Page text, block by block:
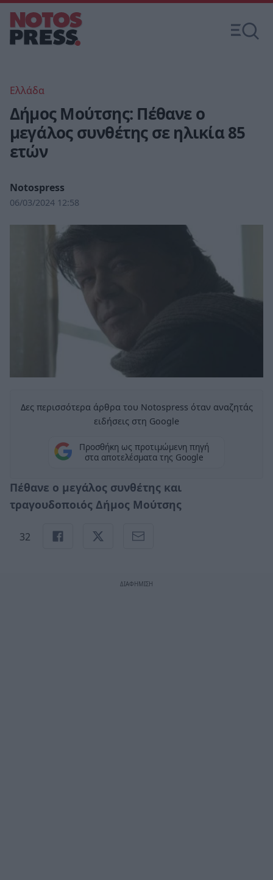
Ελλάδα
Δήμος Μούτσης: Πέθανε ο
μεγάλος συνθέτης σε ηλικία 85
ετών
Notospress
06/03/2024 12:58
Δες περισσότερα άρθρα του Notospress όταν αναζητάς
ειδήσεις στη Google
Προσθήκη ως προτιμώμενη πηγή
στα αποτελέσματα της Google
Πέθανε ο μεγάλος συνθέτης και
τραγουδοποιός Δήμος Μούτσης
32